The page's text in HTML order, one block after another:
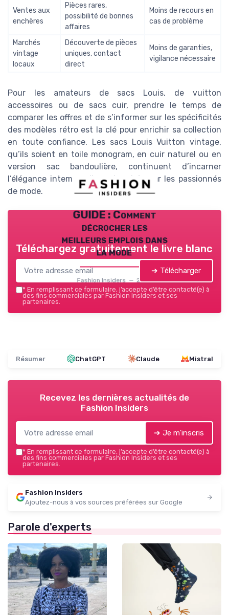
Ventes aux
enchères
Pièces rares,
possibilité de bonnes
affaires
Moins de recours en
cas de problème
Marchés
vintage
locaux
Découverte de pièces
uniques, contact
direct
Moins de garanties,
vigilance nécessaire
Pour les amateurs de sacs Louis, de vuitton
accessoires ou de sacs cuir, prendre le temps de
comparer les offres et de s’informer sur les spécificités
des modèles rétro est la clé pour enrichir sa collection
en toute confiance. Les sacs Louis Vuitton vintage,
qu’ils soient en toile monogram, en cuir naturel ou en
version sac bandoulière, continuent d’incarner
l’élégance intemporelle recherchée par les passionnés
de mode.
GUIDE : Comment
décrocher les
meilleurs emplois dans
la mode
Fashion Insiders — 2026
Téléchargez gratuitement le livre blanc
➔ Télécharger
* En remplissant ce formulaire, j’accepte d’être contacté(e) à
des fins commerciales par Fashion Insiders et ses
partenaires.
Résumer ChatGPT Claude Mistral
Recevez les dernières actualités de
Fashion Insiders
➔ Je m'inscris
* En remplissant ce formulaire, j’accepte d’être contacté(e) à
des fins commerciales par Fashion Insiders et ses
partenaires.
Fashion Insiders
Ajoutez-nous à vos sources préférées sur Google
Parole d'experts